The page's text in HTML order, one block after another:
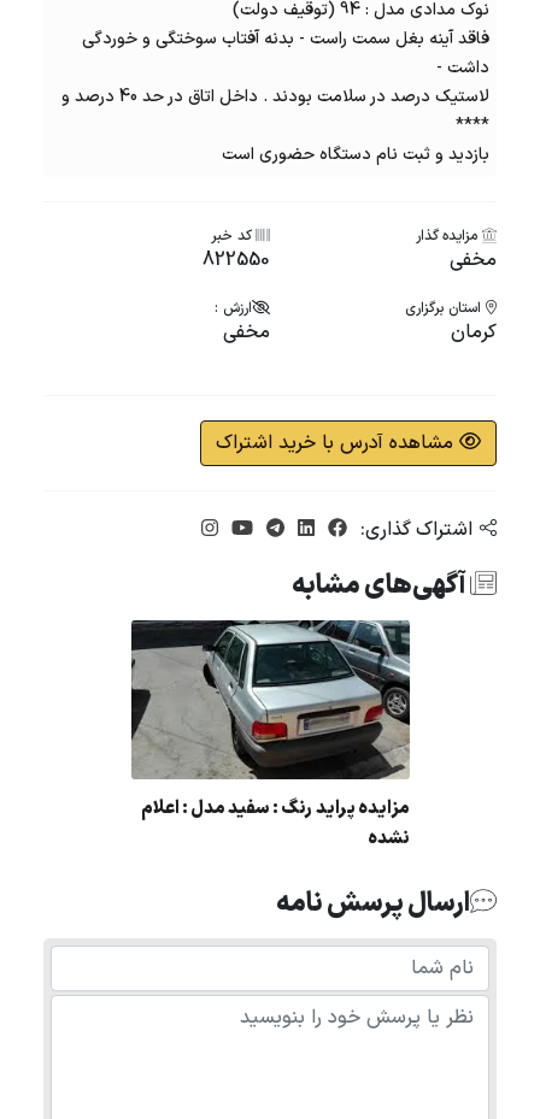
نوک مدادی مدل : 94 (توقیف دولت)
فاقد آینه بغل سمت راست - بدنه آفتاب سوختگی و خوردگی
داشت -
لاستیک درصد در سلامت بودند . داخل اتاق در حد 40 درصد و
****
بازدید و ثبت نام دستگاه حضوری است
مزایده گذار
مخفی
کد خبر
822550
استان برگزاری
کرمان
ارزش :
مخفی
مشاهده آدرس با خرید اشتراک
اشتراک گذاری:
آگهی‌های مشابه
مزایده پراید رنگ : سفید مدل : اعلام
نشده
ارسال پرسش نامه